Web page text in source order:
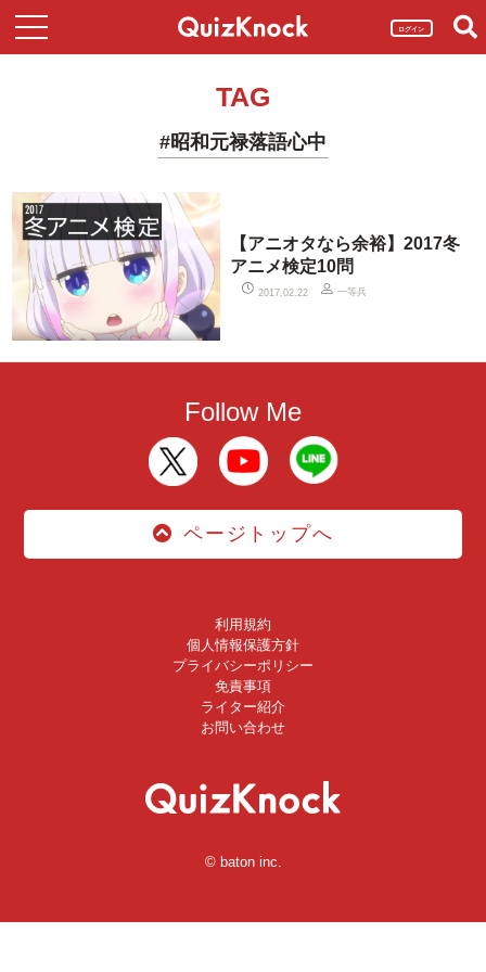
ログイン
TAG
#昭和元禄落語心中
【アニオタなら余裕】2017冬
アニメ検定10問
2017.02.22 一等兵
Follow Me
ページトップへ
利用規約
個人情報保護方針
プライバシーポリシー
免責事項
ライター紹介
お問い合わせ
© baton inc.